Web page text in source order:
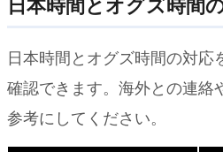
日本時間とオグズ時間の対応
確認できます。海外との連絡
参考にしてください。